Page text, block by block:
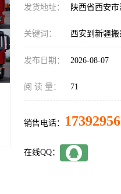
发货地址： 陕西省西安
关键词： 西安到新疆搬
发布日期： 2026-08-07
阅 读 量： 71
销售电话：
在线QQ：